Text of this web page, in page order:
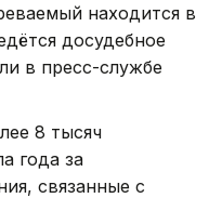
находится в
досудебное
в пресс-службе
8 тысяч
года за
связанные с